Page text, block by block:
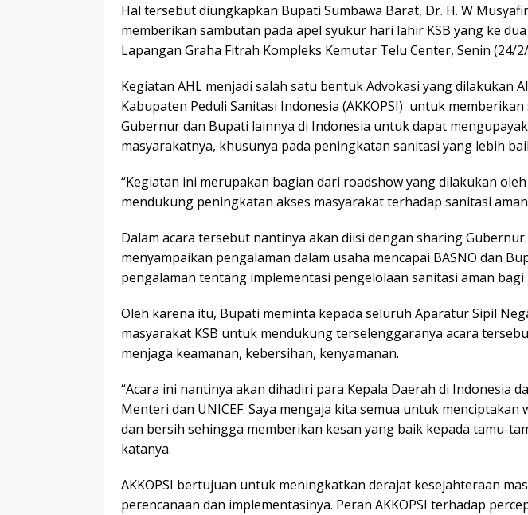
Hal tersebut diungkapkan Bupati Sumbawa Barat, Dr. H. W
memberikan sambutan pada apel syukur hari lahir KSB yang ke
Lapangan Graha Fitrah Kompleks Kemutar Telu Center, Senin (24/
Kegiatan AHL menjadi salah satu bentuk Advokasi yang dilakukan
Kabupaten Peduli Sanitasi Indonesia (AKKOPSI) untuk
Gubernur dan Bupati lainnya di Indonesia untuk dapat
masyarakatnya, khusunya pada peningkatan sanitasi yang lebih
“Kegiatan ini merupakan bagian dari roadshow yang dilakukan oleh
mendukung peningkatan akses masyarakat terhadap sanitasi
Dalam acara tersebut nantinya akan diisi dengan sharing
menyampaikan pengalaman dalam usaha mencapai BASNO dan
pengalaman tentang implementasi pengelolaan sanitasi aman bagi
Oleh karena itu, Bupati meminta kepada seluruh Aparatur Sipil
masyarakat KSB untuk mendukung terselenggaranya acara
menjaga keamanan, kebersihan, kenyamanan.
“Acara ini nantinya akan dihadiri para Kepala Daerah di Indonesia
Menteri dan UNICEF. Saya mengaja kita semua untuk menciptakan
dan bersih sehingga memberikan kesan yang baik kepada tamu-
katanya.
AKKOPSI bertujuan untuk meningkatkan derajat kesejahteraan
perencanaan dan implementasinya. Peran AKKOPSI terhadap